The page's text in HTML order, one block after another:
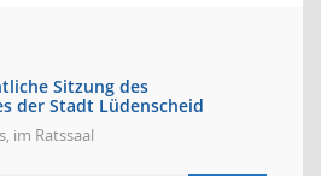
Sitzung des
der Stadt Lüdenscheid
im Ratssaal